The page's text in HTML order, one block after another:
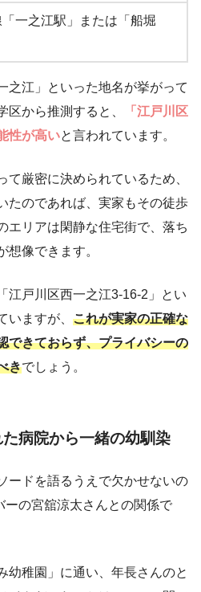
一之江駅」または「船堀
之江」といった地名が挙がって
区から推測すると、
「江戸川区
性が高いと言われています。
厳密に決められているため、
たのであれば、実家もその徒歩
エリアは閑静な住宅街で、落ち
想像できます。
江戸川区西一之江3-16-2」とい
いますが、 これが実家の正確な
できておらず、プライバシーの
きでしょう。
病院から一緒の幼馴染
ードを語るうえで欠かせないの
ーの宮舘涼太さんとの関係で
幼稚園」に通い、年長さんのと